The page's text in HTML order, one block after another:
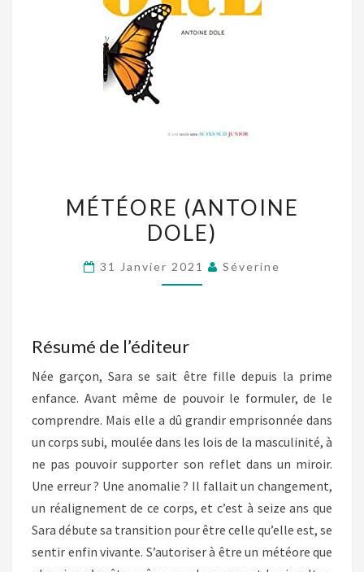
(ANTOINE
DOLE)
MÉTÉORE (ANTOINE
DOLE)
31 Janvier 2021 Séverine
Résumé de l’éditeur
Née garçon, Sara se sait être fille depuis la prime
enfance. Avant même de pouvoir le formuler, de le
comprendre. Mais elle a dû grandir emprisonnée dans
un corps subi, moulée dans les lois de la masculinité, à
ne pas pouvoir supporter son reflet dans un miroir.
Une erreur ? Une anomalie ? Il fallait un changement,
un réalignement de ce corps, et c’est à seize ans que
Sara débute sa transition pour être celle qu’elle est, se
sentir enfin vivante. S’autoriser à être un météore que